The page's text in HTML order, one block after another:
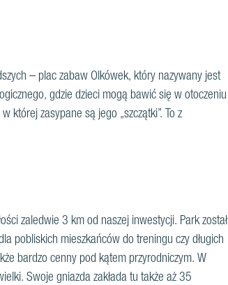
– plac zabaw Olkówek, który nazywany jest
gdzie dzieci mogą bawić się w otoczeniu
zasypane są jego „szczątki”. To z
zaledwie 3 km od naszej inwestycji. Park został
pobliskich mieszkańców do treningu czy długich
bardzo cenny pod kątem przyrodniczym. W
Swoje gniazda zakłada tu także aż 35